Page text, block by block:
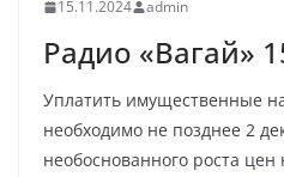
15.11.2024 admin
Радио «Вагай»
Уплатить имущественные
необходимо не позднее 2
необоснованного роста цен